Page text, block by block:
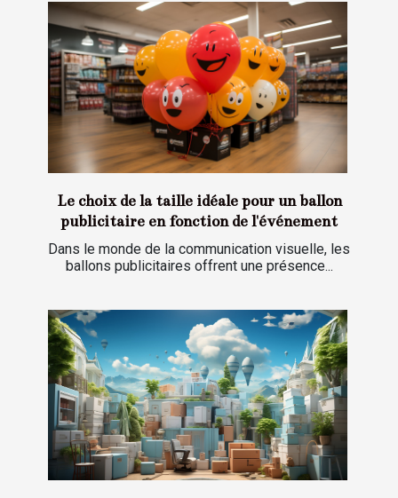
Le choix de la taille idéale pour un ballon
publicitaire en fonction de l'événement
Dans le monde de la communication visuelle, les
ballons publicitaires offrent une présence...